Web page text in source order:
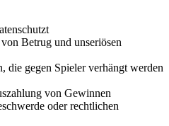
Betrug und unseriösen
die gegen Spieler verhängt werden
von Gewinnen
oder rechtlichen